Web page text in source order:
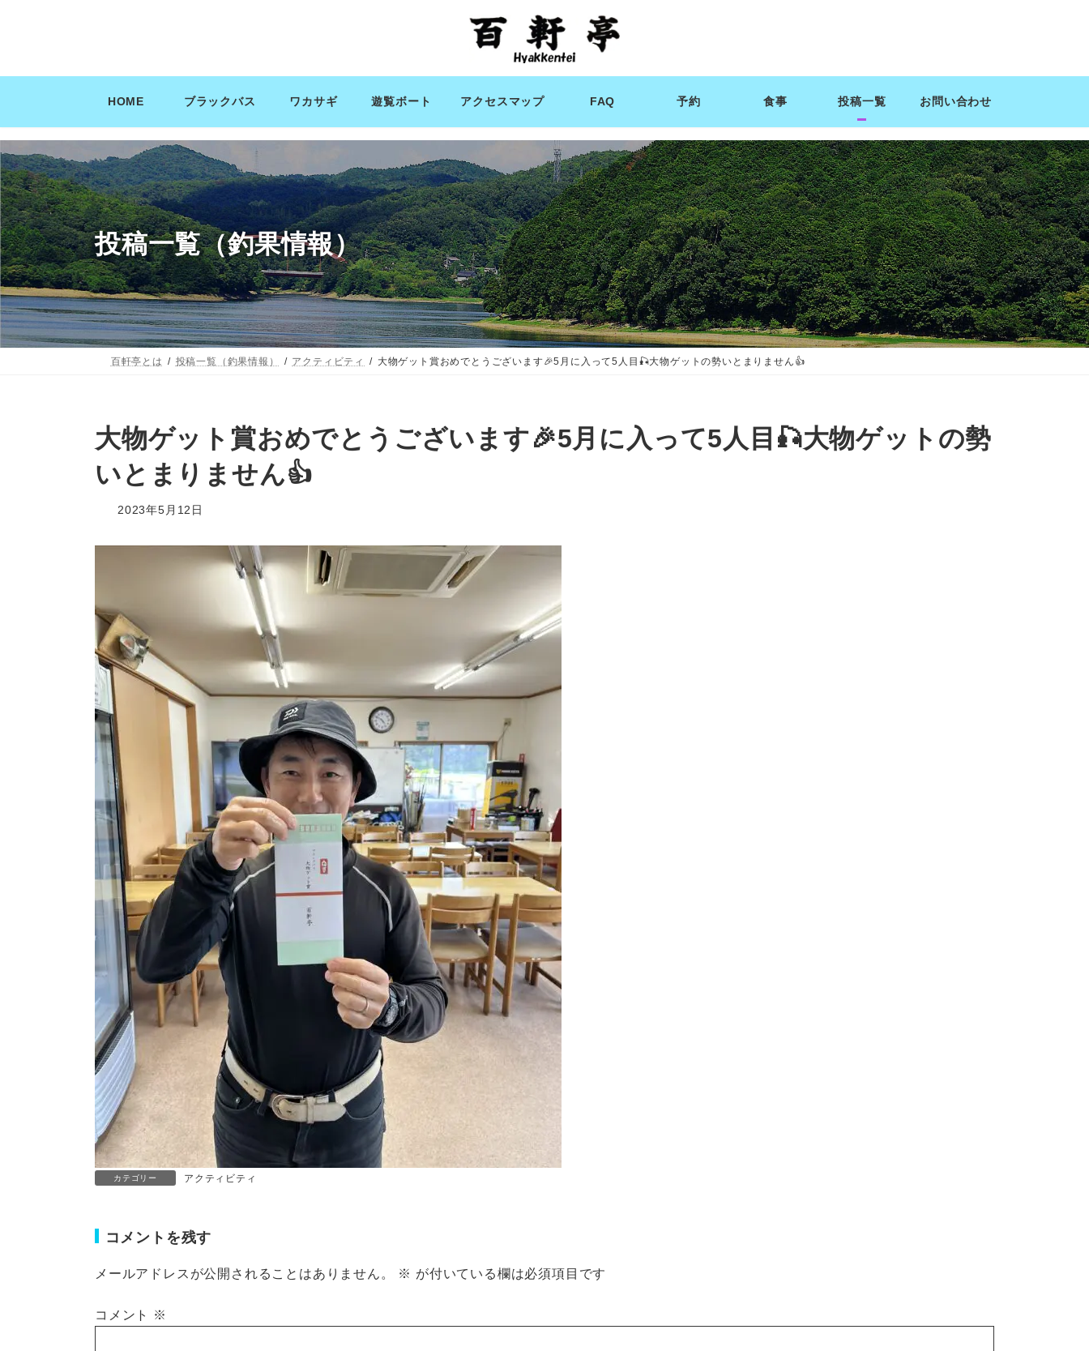
ン
ス
キ
ッ
プ
ー
ン
に
移
動
HOME ブラックバス ワカサギ 遊覧ボート アクセスマップ FAQ 予約 食事 投稿一覧 お問い合わせ
投稿一覧（釣果情報）
百軒亭とは 投稿一覧（釣果情報） アクティビティ 大物ゲット賞おめでとうございます🎉5月に入って5人目🎣大物ゲットの勢いとまりません👍
大物ゲット賞おめでとうございます🎉5月に入って5人目🎣大物ゲットの勢
いとまりません👍
2023年5月12日
カテゴリー アクティビティ
コメントを残す
メールアドレスが公開されることはありません。 ※ が付いている欄は必須項目です
コメント ※